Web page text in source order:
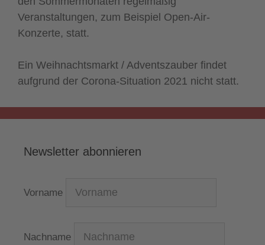
Veranstaltungen, zum Beispiel Open-Air-
Konzerte, statt.
Ein Weihnachtsmarkt / Adventszauber findet
aufgrund der Corona-Situation 2021 nicht statt.
Newsletter abonnieren
Vorname
Nachname